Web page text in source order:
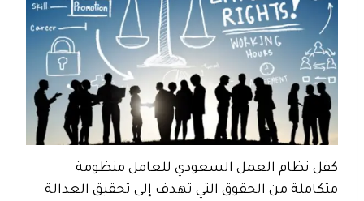
كفل نظام العمل السعودي للعامل منظومة
متكاملة من الحقوق التي تهدف إلى تحقيق العدالة